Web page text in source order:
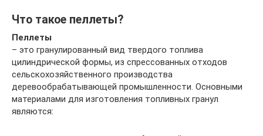
Что такое пеллеты?
Пеллеты
– это гранулированный вид твердого топлива
цилиндрической формы, из спрессованных отходов
сельскохозяйственного производства
деревообрабатывающей промышленности. Основными
материалами для изготовления топливных гранул
являются: